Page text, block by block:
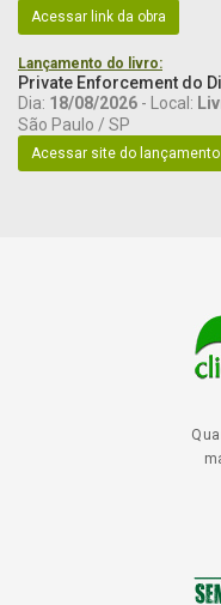
Acessar link da obra
Lançamento do livro:
Private Enforcement do
Dia: 18/08/2026 - Local:
São Paulo / SP
Acessar site do lançamento